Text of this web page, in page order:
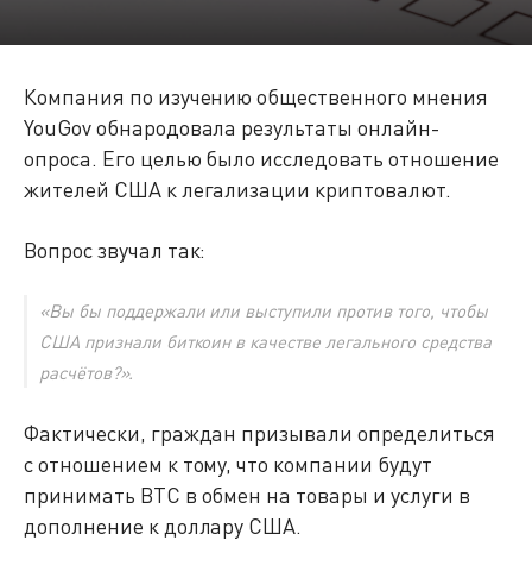
Компания по изучению общественного мнения
YouGov обнародовала результаты онлайн-
опроса. Его целью было исследовать отношение
жителей США к легализации криптовалют.
Вопрос звучал так:
«Вы бы поддержали или выступили против того, чтобы
США признали биткоин в качестве легального средства
расчётов?».
Фактически, граждан призывали определиться
с отношением к тому, что компании будут
принимать BTC в обмен на товары и услуги в
дополнение к доллару США.